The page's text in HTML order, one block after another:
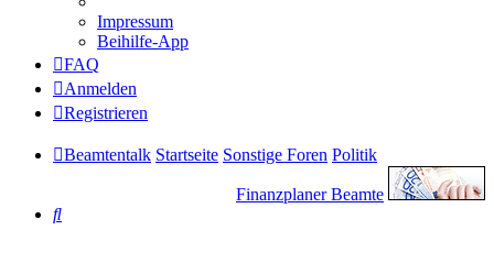
Impressum
Beihilfe-App
FAQ
Anmelden
Registrieren
Beamtentalk Startseite Sonstige Foren Politik
Finanzplaner Beamte
Suche